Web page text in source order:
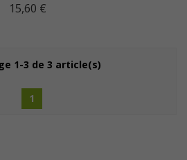
15,60 €
1-3 de 3 article(s)
1